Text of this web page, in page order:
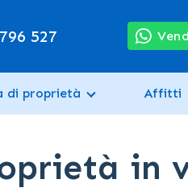
527
di proprietà Affitti
in